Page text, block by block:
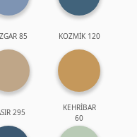
85 KOZMİK 120
295
KEHRİBAR
60